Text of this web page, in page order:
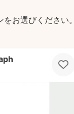
お選びください。